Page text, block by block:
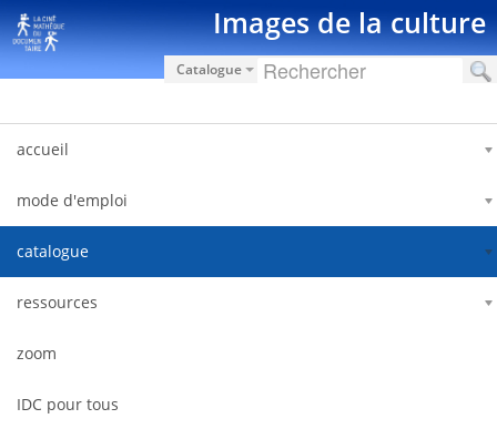
内容へスキップ Images de la culture
Catalogue
accueil
mode d'emploi
catalogue
ressources
zoom
IDC pour tous